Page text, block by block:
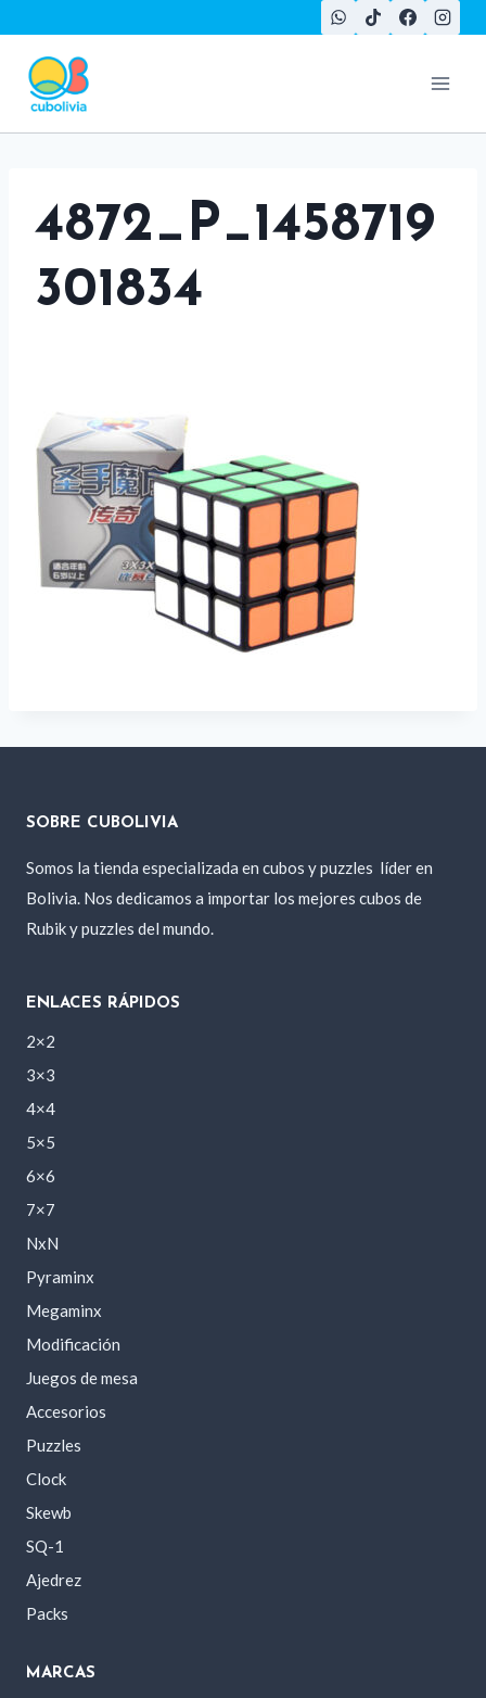
contenido
4872_P_1458719
301834
SOBRE CUBOLIVIA
Somos la tienda especializada en cubos y puzzles líder en
Bolivia. Nos dedicamos a importar los mejores cubos de
Rubik y puzzles del mundo.
ENLACES RÁPIDOS
2×2
3×3
4×4
5×5
6×6
7×7
NxN
Pyraminx
Megaminx
Modificación
Juegos de mesa
Accesorios
Puzzles
Clock
Skewb
SQ-1
Ajedrez
Packs
MARCAS